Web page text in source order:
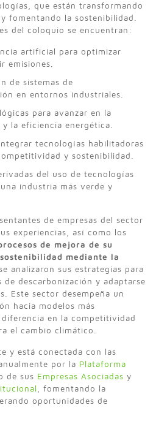
que están transformando
fomentando la sostenibilidad.
del coloquio se encuentran:
artificial para optimizar
emisiones.
de sistemas de
en entornos industriales.
para avanzar en la
la eficiencia energética.
tecnologías habilitadoras
y sostenibilidad.
del uso de tecnologías
industria más verde y
de empresas del sector
experiencias, así como los
de mejora de su
mediante la
analizaron sus estrategias para
descarbonización y adaptarse
Este sector desempeña un
hacia modelos más
en la competitividad
el cambio climático.
y está conectada con las
por la Plataforma
de sus Empresas Asociadas y
, fomentando la
oportunidades de